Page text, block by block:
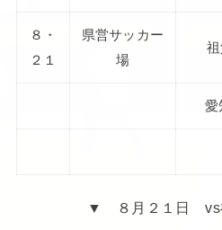
８・
２１
県営サッカー
場
愛
▼ ８月２１日